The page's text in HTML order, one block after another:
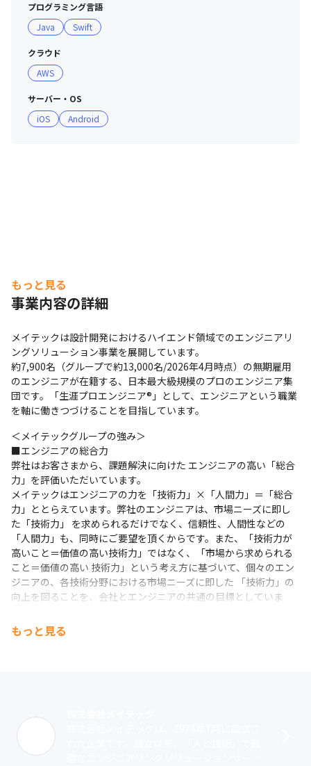
プログラミング言語
Java
Swift
クラウド
AWS
サーバー・OS
iOS
Android
もっと見る
事業内容の詳細
メイテックは設計開発におけるハイエンド領域でのエンジニアリ
ングソリューション事業を展開しています。
約7,900名（グループで約13,000名/2026年4月時点）の無期雇用
のエンジニアが在籍する、日本最大級規模のプロのエンジニア集
団です。「生涯プロエンジニア®」として、エンジニアという職業
を軸に働きつづけることを目指しています。
＜メイテックグループの強み＞
■エンジニアの総合力
弊社はお客さまから、課題解決に向けた エンジニアの高い「総合
力」を評価いただいています。
メイテックはエンジニアの力を「技術力」×「人間力」＝「総合
力」ととらえています。弊社のエンジニアは、市場ニーズに即し
た「技術力」 を求められるだけでなく、信頼性、人間性などの
「人間力」も、同時にご要望を頂くからです。また、「技術力が
高いこと＝価値の高い技術力」ではなく、「市場から求められる
こと＝価値の高い 技術力」という考え方に基づいて、個々のエン
ジニアの、各技術分野における市場ニーズに即した 「技術力」の
向上を図ることを、会社とエンジニアの共通の目標としていま
■技術力と人間力を支える教育体制
主導型」研修と、専門性の高いテーマやエリア特有の技術を習得
できる「自己啓発型」研修を提供することで、エンジニアのキャ
リアアップを支援しています。
もっと見る